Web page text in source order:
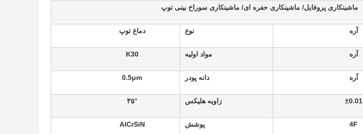
ماشینکاری پروفایل/ ماشینکاری حفره ای/ ماشینکاری سوراخ بینی توپ
آره نوع دماغ توپ
آره مواد اولیه K30
آره دانه پودر 0.5μm
±0.01 زاویه هلیکس ۳۵°
4F پوشش AlCrSiN